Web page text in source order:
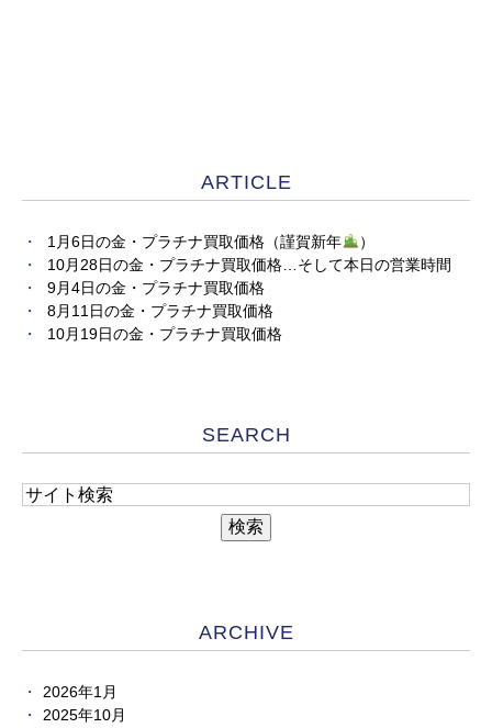
ARTICLE
1月6日の金・プラチナ買取価格（謹賀新年
）
10月28日の金・プラチナ買取価格…そして本日の営業時間
9月4日の金・プラチナ買取価格
8月11日の金・プラチナ買取価格
10月19日の金・プラチナ買取価格
SEARCH
ARCHIVE
2026年1月
2025年10月